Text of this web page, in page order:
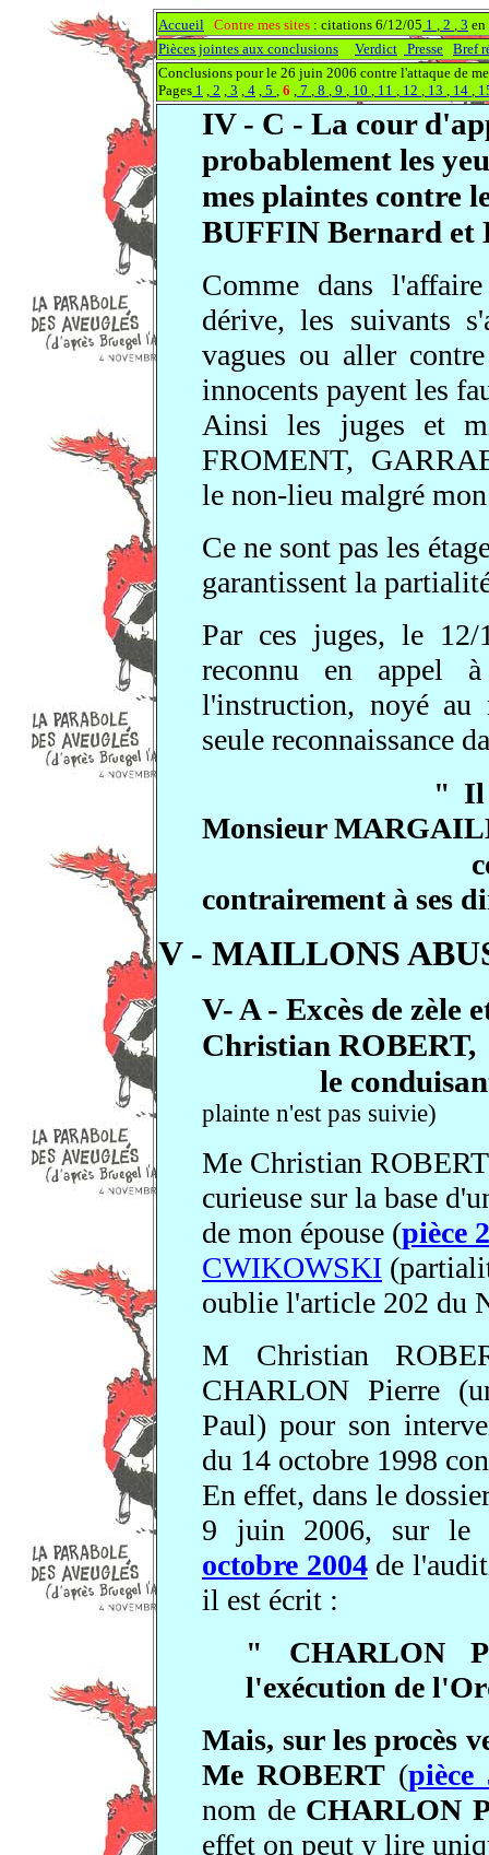
Accueil Contre mes sites : citations 6/12/05 1 , 2 , 3
Pièces jointes aux conclusions
Verdict Presse Bref
Conclusions pour le 26 juin 2006 contre l'attaque de
Pages 1 , 2 , 3 , 4 , 5 , 6 , 7 , 8 , 9 , 10 , 11 , 12 , 13 , 14 ,
IV - C - La cour
probablement les
mes plaintes contre
BUFFIN Bernard et
Comme dans
dérive, les suivants
vagues ou aller
innocents payent les
Ainsi les juges et
FROMENT,
le non-lieu malgré
Ce ne sont pas les
garantissent la
Par ces juges, le
reconnu en appel
l'instruction, noyé au
seule reconnaissance
" Il
Monsieur
contrairement à ses
V - MAILLONS
V- A - Excès de zèle
Christian ROBERT,
le
plainte n'est pas suivie)
Me Christian
curieuse sur la base
de mon épouse (pièce
CWIKOWSKI
oublie l'article 202 du
M Christian
CHARLON Pierre
Paul) pour son
du 14 octobre 1998
En effet, dans le
9 juin 2006, sur le
octobre 2004de
il est écrit :
" CHARLON
l'exécution de
Mais, sur les procès
Me ROBERT(pièce
nom de CHARLON
effet on peut y lire